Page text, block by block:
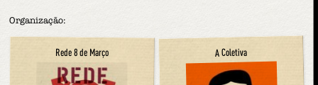
Organização:
Rede 8 de Março A Coletiva